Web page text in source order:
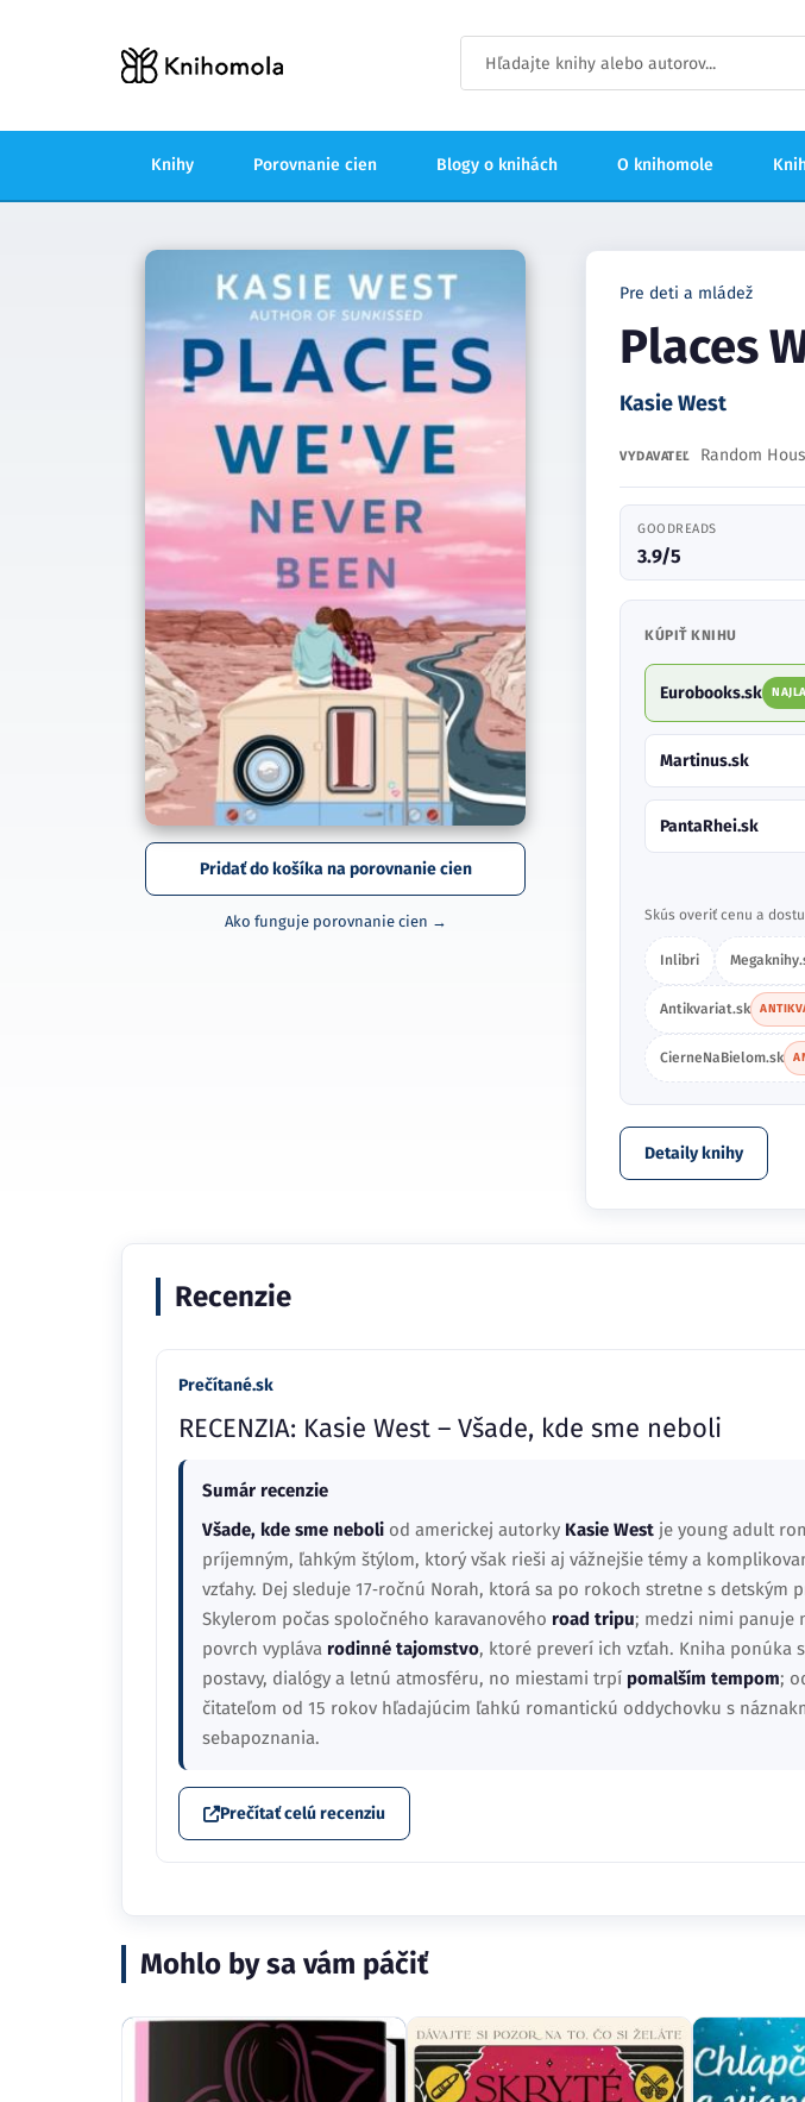
Knihy Porovnanie cien Blogy o knihách O knihomole
Pridať do košíka na porovnanie cien
Ako funguje porovnanie cien →
Pre deti a mládež
Places
Kasie West
VYDAVATEĽ Random
GOODREADS
3.9/5
KÚPIŤ KNIHU
Eurobooks.sk
Martinus.sk
PantaRhei.sk
Skús overiť cenu a
Inlibri
Antikvariat.sk
CierneNaBielom.sk
Detaily knihy
Recenzie
Prečítané.sk
RECENZIA: Kasie West – Všade, kde sme neboli
Sumár recenzie
Všade, kde sme neboli od americkej autorky Kasie West je young adult
príjemným, ľahkým štýlom, ktorý však rieši aj vážnejšie témy a
vzťahy. Dej sleduje 17‑ročnú Norah, ktorá sa po rokoch stretne s detským
Skylerom počas spoločného karavanového road tripu; medzi nimi panuje
povrch vypláva rodinné tajomstvo, ktoré preverí ich vzťah. Kniha ponúka
postavy, dialógy a letnú atmosféru, no miestami trpí pomalším tempom;
čitateľom od 15 rokov hľadajúcim ľahkú romantickú oddychovku s
sebapoznania.
Prečítať celú recenziu
Mohlo by sa vám páčiť